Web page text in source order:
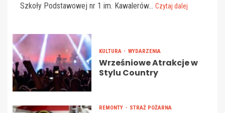
Szkoły Podstawowej nr 1 im. Kawalerów... Czytaj dalej
KULTURA WYDARZENIA
Wrześniowe Atrakcje w
Stylu Country
REMONTY STRAŻ POŻARNA